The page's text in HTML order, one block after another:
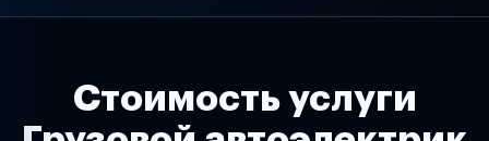
Стоимость услуги